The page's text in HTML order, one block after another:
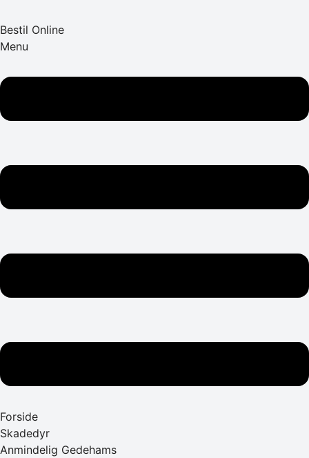
Bestil Online
Menu
Forside
Skadedyr
Anmindelig Gedehams